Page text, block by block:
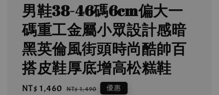
男鞋38-46碼6cm偏大一
碼重工金屬小眾設計感暗
黑英倫風街頭時尚酷帥百
搭皮鞋厚底增高松糕鞋
Sale
NT$ 1,460 Regular
NT$ 1,490 優惠